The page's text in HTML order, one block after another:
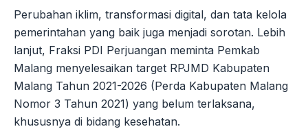
Perubahan iklim, transformasi digital, dan tata kelola
pemerintahan yang baik juga menjadi sorotan. Lebih
lanjut, Fraksi PDI Perjuangan meminta Pemkab
Malang menyelesaikan target RPJMD Kabupaten
Malang Tahun 2021-2026 (Perda Kabupaten Malang
Nomor 3 Tahun 2021) yang belum terlaksana,
khususnya di bidang kesehatan.